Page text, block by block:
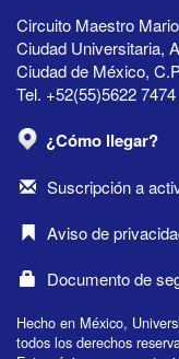
Circuito Maestro
Ciudad Universitaria,
Ciudad de México,
Tel. +52(55)5622 7474
¿Cómo llegar?
Suscripción a
Aviso de
Documento de
Hecho en México,
todos los derechos